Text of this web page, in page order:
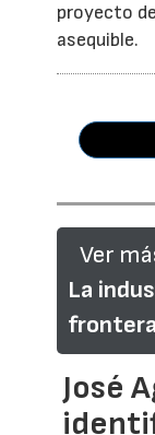
proyecto
asequible.
Ver
La
José